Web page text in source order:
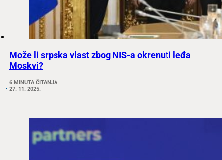
Može li srpska vlast zbog NIS-a okrenuti leđa
Moskvi?
6 MINUTA ČITANJA
27. 11. 2025.